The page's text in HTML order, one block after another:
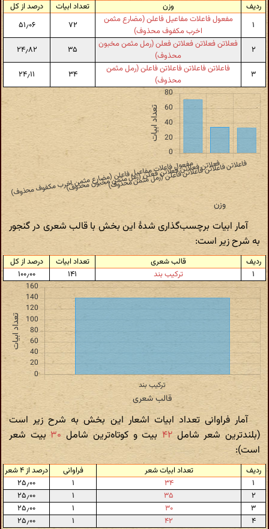
ردیف وزن تعداد ابیات
درصد از کل
۱
مفعول فاعلات مفاعیل فاعلن (مضارع مثمن
اخرب مکفوف محذوف)
۷۲ ۵۱٫۰۶
۲
فعلاتن فعلاتن فعلاتن فعلن (رمل مثمن مخبون
محذوف)
۳۵ ۲۴٫۸۲
۳
فاعلاتن فاعلاتن فاعلاتن فاعلن (رمل مثمن
محذوف)
۳۴ ۲۴٫۱۱
آمار ابیات برچسب‌گذاری شدهٔ این بخش با قالب شعری در گنجور
به شرح زیر است:
ردیف قالب شعری تعداد ابیات
درصد از کل
۱
ترکیب بند ۱۴۱ ۱۰۰٫۰۰
آمار فراوانی تعداد ابیات اشعار این بخش به شرح زیر است
(بلندترین شعر شامل۴۲ بیت و کوتاه‌ترین شامل ۳۰بیت شعر
است):
ردیف تعداد ابیات شعر فراوانی
درصد از ۴ شعر
۱
۳۴ ۱
۲۵٫۰۰
۲
۳۵ ۱
۲۵٫۰۰
۳
۳۰ ۱
۲۵٫۰۰
۴
۴۲ ۱ ۲۵٫۰۰